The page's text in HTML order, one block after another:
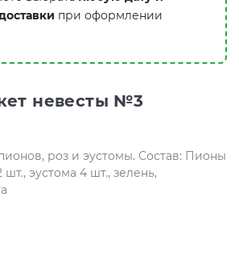
при оформлении
невесты №3
роз и эустомы. Состав: Пионы
шт., эустома 4 шт., зелень,